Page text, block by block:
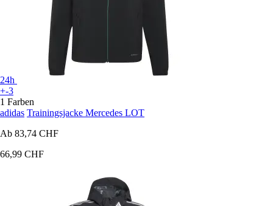
24h
+-3
1 Farben
adidas Trainingsjacke Mercedes LOT
Ab 83,74 CHF
66,99 CHF